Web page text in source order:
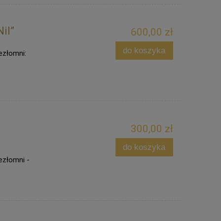
600,00 zł
do koszyka
-
300,00 zł
do koszyka